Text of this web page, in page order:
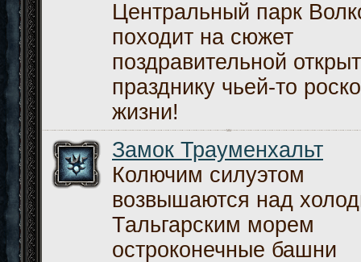
Центральный парк
походит на сюжет
поздравительной
празднику чьей-то
жизни!
Замок Трауменхальт
Колючим силуэтом
возвышаются над
Тальгарским морем
остроконечные башни